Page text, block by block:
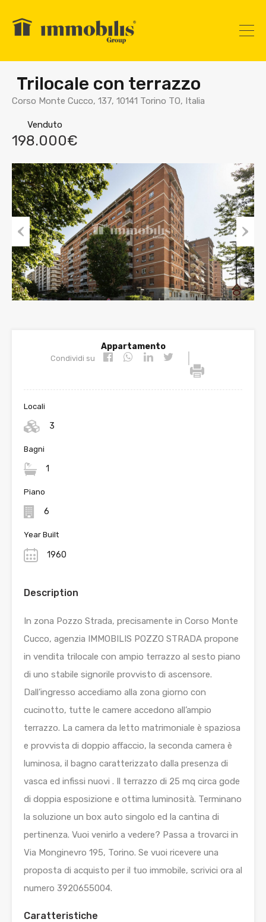
Trilocale con terrazzo
Corso Monte Cucco, 137, 10141 Torino TO, Italia
Venduto
198.000€
Prev
ious
Nex
t
Appartamento
Condividi su
Locali
3
Bagni
1
Piano
6
Year Built
1960
Description
In zona Pozzo Strada, precisamente in Corso Monte
Cucco, agenzia IMMOBILIS POZZO STRADA propone
in vendita trilocale con ampio terrazzo al sesto piano
di uno stabile signorile provvisto di ascensore.
Dall’ingresso accediamo alla zona giorno con
cucinotto, tutte le camere accedono all’ampio
terrazzo. La camera da letto matrimoniale è spaziosa
e provvista di doppio affaccio, la seconda camera è
luminosa, il bagno caratterizzato dalla presenza di
vasca ed infissi nuovi . Il terrazzo di 25 mq circa gode
di doppia esposizione e ottima luminosità. Terminano
la soluzione un box auto singolo ed la cantina di
pertinenza. Vuoi venirlo a vedere? Passa a trovarci in
Via Monginevro 195, Torino. Se vuoi ricevere una
proposta di acquisto per il tuo immobile, scrivici ora al
numero 3920655004.
Caratteristiche